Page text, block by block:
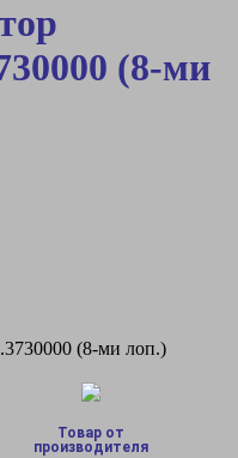
(8-ми
(8-ми лоп.)
Товар от
производителя